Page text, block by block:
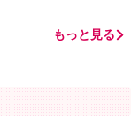
もっと見る